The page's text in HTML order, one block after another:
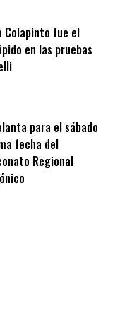
Colapinto fue el
en las pruebas
para el sábado
fecha del
Regional